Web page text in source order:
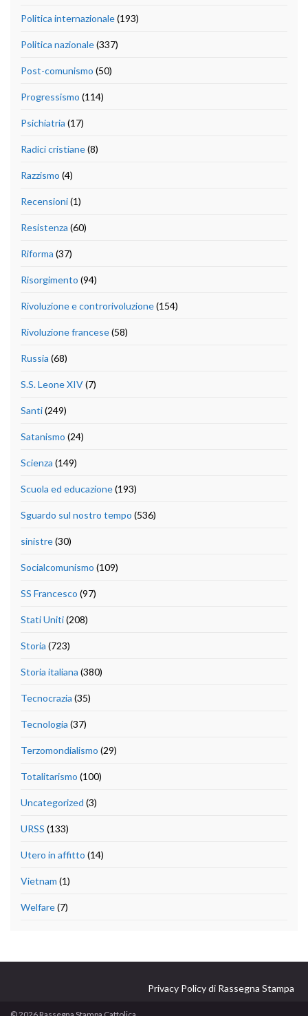
Politica internazionale(193)
Politica nazionale(337)
Post-comunismo (50)
Progressismo (114)
Psichiatria (17)
Radici cristiane(8)
Razzismo (4)
Recensioni(1)
Resistenza (60)
Riforma (37)
Risorgimento (94)
Rivoluzione e controrivoluzione(154)
Rivoluzione francese(58)
Russia (68)
S.S. Leone XIV(7)
Santi(249)
Satanismo (24)
Scienza (149)
Scuola ed educazione(193)
Sguardo sul nostro tempo (536)
sinistre(30)
Socialcomunismo (109)
SS Francesco (97)
Stati Uniti(208)
Storia (723)
Storia italiana (380)
Tecnocrazia (35)
Tecnologia (37)
Terzomondialismo (29)
Totalitarismo (100)
Uncategorized (3)
URSS (133)
Utero in affitto (14)
Vietnam (1)
Welfare(7)
Privacy Policy di Rassegna Stampa